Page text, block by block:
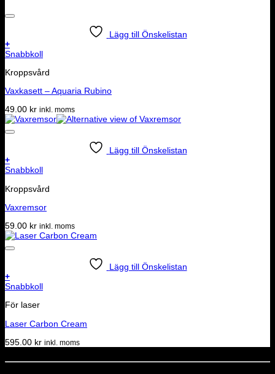
Lägg till Önskelistan
+
Snabbkoll
Kroppsvård
Vaxkasett – Aquaria Rubino
49.00 kr inkl. moms
Lägg till Önskelistan
+
Snabbkoll
Kroppsvård
Vaxremsor
59.00 kr inkl. moms
Lägg till Önskelistan
+
Snabbkoll
För laser
Laser Carbon Cream
595.00 kr inkl. moms